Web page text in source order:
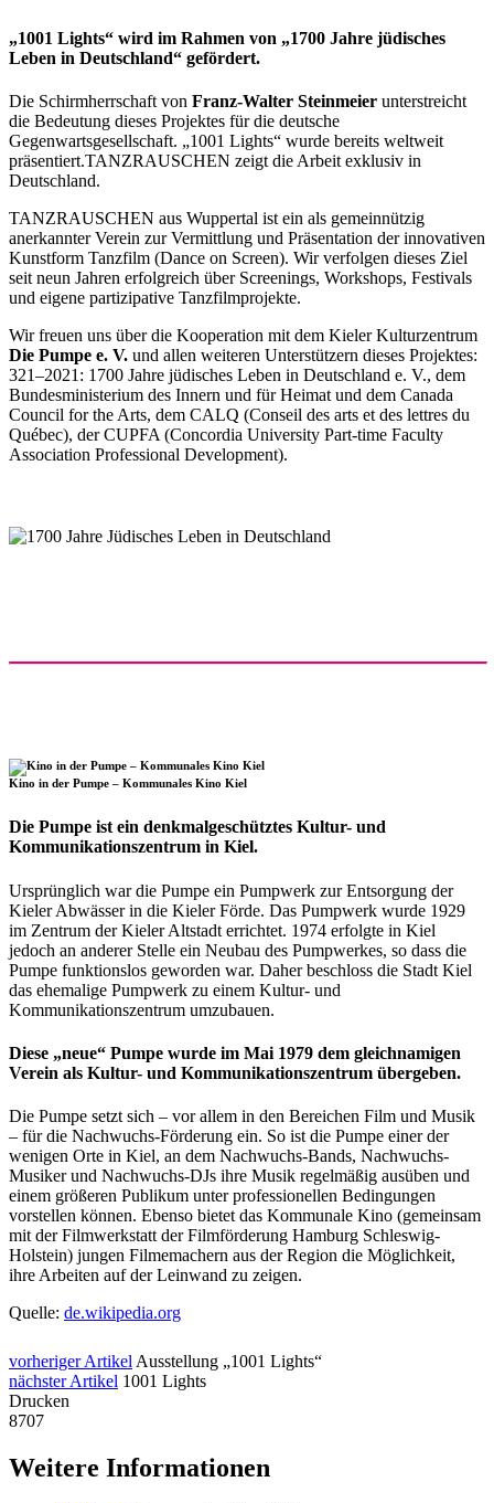
„1001 Lights“ wird im Rahmen von „1700 Jahre jüdisches
Leben in Deutschland“ gefördert.
Die Schirmherrschaft von Franz-Walter Steinmeier unterstreicht
die Bedeutung dieses Projektes für die deutsche
Gegenwartsgesellschaft. „1001 Lights“ wurde bereits weltweit
präsentiert.TANZRAUSCHEN zeigt die Arbeit exklusiv in
Deutschland.
TANZRAUSCHEN aus Wuppertal ist ein als gemeinnützig
anerkannter Verein zur Vermittlung und Präsentation der innovativen
Kunstform Tanzfilm (Dance on Screen). Wir verfolgen dieses Ziel
seit neun Jahren erfolgreich über Screenings, Workshops, Festivals
und eigene partizipative Tanzfilmprojekte.
Wir freuen uns über die Kooperation mit dem Kieler Kulturzentrum
Die Pumpe e. V. und allen weiteren Unterstützern dieses Projektes:
321–2021: 1700 Jahre jüdisches Leben in Deutschland e. V., dem
Bundesministerium des Innern und für Heimat und dem Canada
Council for the Arts, dem CALQ (Conseil des arts et des lettres du
Québec), der CUPFA (Concordia University Part-time Faculty
Association Professional Development).
Kino in der Pumpe – Kommunales Kino Kiel
Die Pumpe ist ein denkmalgeschütztes Kultur- und
Kommunikationszentrum in Kiel.
Ursprünglich war die Pumpe ein Pumpwerk zur Entsorgung der
Kieler Abwässer in die Kieler Förde. Das Pumpwerk wurde 1929
im Zentrum der Kieler Altstadt errichtet. 1974 erfolgte in Kiel
jedoch an anderer Stelle ein Neubau des Pumpwerkes, so dass die
Pumpe funktionslos geworden war. Daher beschloss die Stadt Kiel
das ehemalige Pumpwerk zu einem Kultur- und
Kommunikationszentrum umzubauen.
Diese „neue“ Pumpe wurde im Mai 1979 dem gleichnamigen
Verein als Kultur- und Kommunikationszentrum übergeben.
Die Pumpe setzt sich – vor allem in den Bereichen Film und Musik
– für die Nachwuchs-Förderung ein. So ist die Pumpe einer der
wenigen Orte in Kiel, an dem Nachwuchs-Bands, Nachwuchs-
Musiker und Nachwuchs-DJs ihre Musik regelmäßig ausüben und
einem größeren Publikum unter professionellen Bedingungen
vorstellen können. Ebenso bietet das Kommunale Kino (gemeinsam
mit der Filmwerkstatt der Filmförderung Hamburg Schleswig-
Holstein) jungen Filmemachern aus der Region die Möglichkeit,
ihre Arbeiten auf der Leinwand zu zeigen.
Quelle: de.wikipedia.org
vorheriger Artikel Ausstellung „1001 Lights“
nächster Artikel 1001 Lights
Drucken
8707
Weitere Informationen